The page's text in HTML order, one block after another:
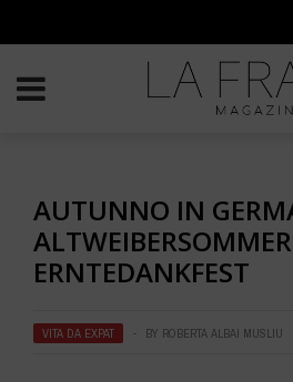
AUTUNNO IN
ERNTEDANKFEST
VITA DA EXPAT BY ROBERTA ALBAI MUSLIU